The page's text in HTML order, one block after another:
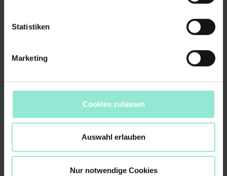
Statistiken
Marketing
Cookies zulassen
Auswahl erlauben
Nur notwendige Cookies
aus.
Bitte fülle die Pflichtfelder
Ort*
Bitte fülle die Pflichtfelder